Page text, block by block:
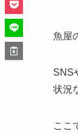
魚屋
SNS
状況
ここ